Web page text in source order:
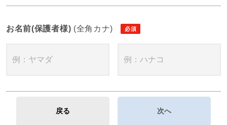
お名前(保護者様) (全角カナ)